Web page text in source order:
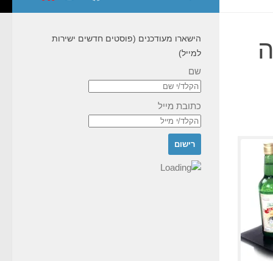
הישארו מעודכנים (פוסטים חדשים ישירות
למייל)
שם
כתובת מייל